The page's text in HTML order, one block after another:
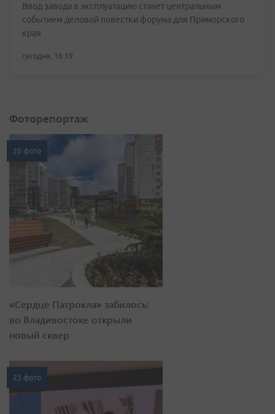
Ввод завода в эксплуатацию станет центральным
событием деловой повестки форума для Приморского
края
сегодня, 16:19
Фоторепортаж
20 фото
«Сердце Патрокла» забилось:
во Владивостоке открыли
новый сквер
23 фото